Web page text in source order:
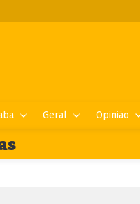
Geral Opinião